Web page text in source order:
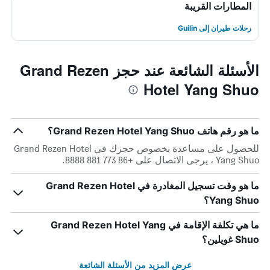
المطارات القريبة
رحلات طيران إلى Guilin
الأسئلة الشائعة عند حجز Grand Rezen
Hotel Yang Shuo
ما هو رقم هاتف Grand Rezen Hotel Yang Shuo؟
للحصول على مساعدة بخصوص حجزك في Grand Rezen Hotel
Yang Shuo ، يرجى الاتصال على +86 773 881 8888.
ما هو وقت تسجيل المغادرة في Grand Rezen Hotel
Yang Shuo؟
ما هي تكلفة الإقامة في Grand Rezen Hotel Yang
Shuo غويلين؟
عرض المزيد من الأسئلة الشائعة